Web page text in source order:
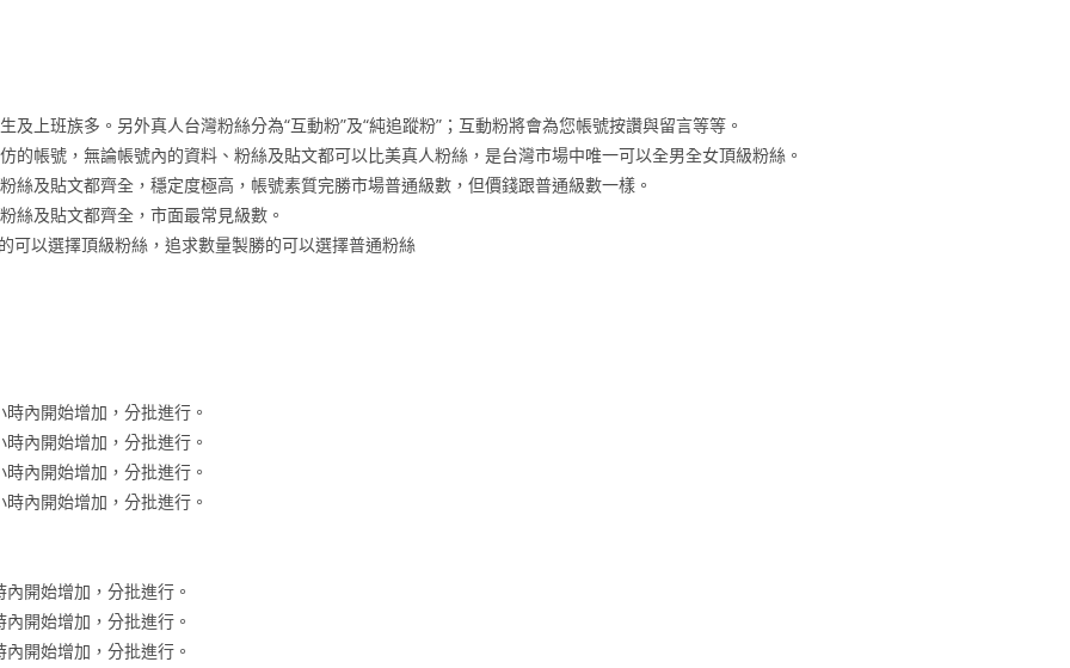
上班族多。另外真人台灣粉絲分為“互動粉”及“純追蹤粉”；互動粉將會為您帳號按讚與留言等等。
帳號，無論帳號內的資料、粉絲及貼文都可以比美真人粉絲，是台灣市場中唯一可以全男全女頂級粉絲。
及貼文都齊全，穩定度極高，帳號素質完勝市場普通級數，但價錢跟普通級數一樣。
絲及貼文都齊全，市面最常見級數。
可以選擇頂級粉絲，追求數量製勝的可以選擇普通粉絲
內開始增加，分批進行。
內開始增加，分批進行。
內開始增加，分批進行。
內開始增加，分批進行。
開始增加，分批進行。
開始增加，分批進行。
開始增加，分批進行。